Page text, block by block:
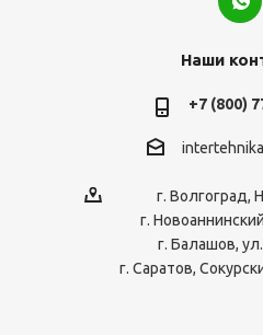
Наши
+7 (800)
г. Волгоград,
г.
г. Балашов,
г. Саратов,